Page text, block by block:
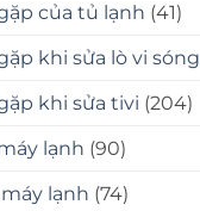
của tủ lạnh (41)
khi sửa lò vi sóng
khi sửa tivi (204)
lạnh (90)
lạnh (74)